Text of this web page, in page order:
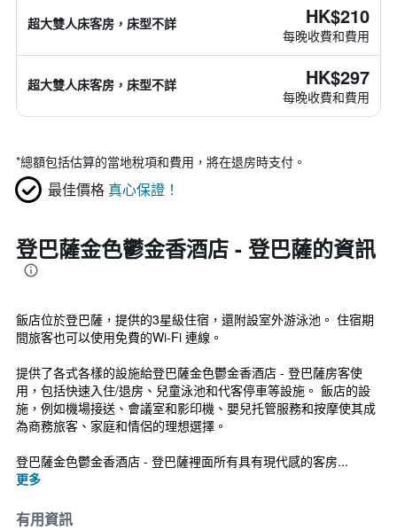
超大雙人床客房，床型不詳 HK$210
每晚收費和費用
超大雙人床客房，床型不詳 HK$297
每晚收費和費用
*總額包括估算的當地稅項和費用，將在退房時支付。
最佳價格 真心保證！
登巴薩金色鬱金香酒店 - 登巴薩的資訊
飯店位於登巴薩，提供的3星級住宿，還附設室外游泳池。 住宿期
間旅客也可以使用免費的Wi-Fi 連線。
提供了各式各樣的設施給登巴薩金色鬱金香酒店 - 登巴薩房客使
用，包括快速入住/退房、兒童泳池和代客停車等設施。 飯店的設
施，例如機場接送、會議室和影印機、嬰兒托管服務和按摩使其成
為商務旅客、家庭和情侶的理想選擇。
登巴薩金色鬱金香酒店 - 登巴薩裡面所有具有現代感的客房...
更多
有用資訊